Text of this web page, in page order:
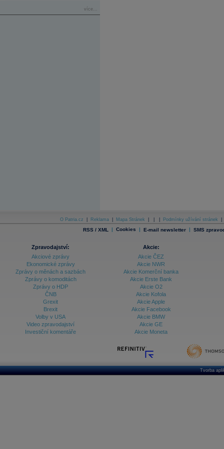
více...
O Patria.cz Reklama Mapa Stránek Podmínky užívání stránek
RSS / XML | Cookies | E-mail newsletter | SMS
Zpravodajství:
Akciové zprávy
Ekonomické zprávy
Zprávy o měnách a sazbách
Zprávy o komoditách
Zprávy o HDP
ČNB
Grexit
Brexit
Volby v USA
Video zpravodajství
Investiční komentáře
Akcie:
Akcie ČEZ
Akcie NWR
Akcie Komerční banka
Akcie Erste Bank
Akcie O2
Akcie Kofola
Akcie Apple
Akcie Facebook
Akcie BMW
Akcie GE
Akcie Moneta
Tvorba